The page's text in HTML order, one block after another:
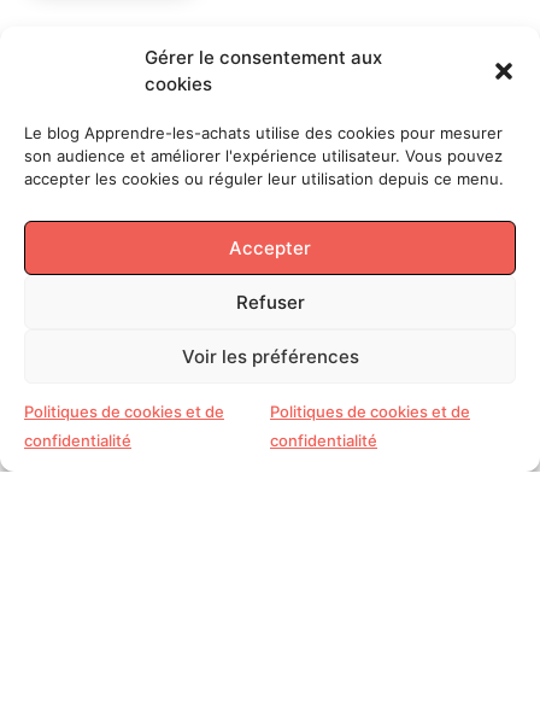
Gérer le consentement aux
cookies
Le blog Apprendre-les-achats utilise des cookies pour mesurer
son audience et améliorer l'expérience utilisateur. Vous pouvez
accepter les cookies ou réguler leur utilisation depuis ce menu.
Accepter
Refuser
Voir les préférences
Politiques de cookies et de
confidentialité
Politiques de cookies et de
confidentialité
LES SUJETS
DigitalInspirationManagement
Masterclass
PratiquesActualités
Et si
on
parlait
Achats
SUIVEZ-MOI